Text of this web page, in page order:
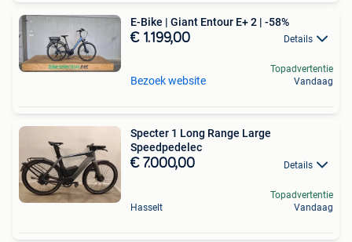
E-Bike | Giant Entour E+ 2 | -58%
€ 1.199,00 Details
Bezoek website
Topadvertentie
Vandaag
Specter 1 Long Range Large
Speedpedelec
€ 7.000,00 Details
Hasselt
Topadvertentie
Vandaag